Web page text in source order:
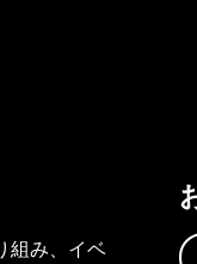
組み、イベ